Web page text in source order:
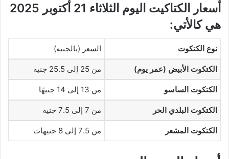
أسعار الكتاكيت اليوم الثلاثاء 21 أكتوبر 2025
هي كالأتي:
نوع الكتكوت السعر (بالجنيه)
الكتكوت الأبيض (عمر يوم) من 25 إلى 25.5 جنيه
الكتكوت الساسو من 13 إلى 14 جنيهًا
الكتكوت البلدي الحر من 7 إلى 7.5 جنيه
الكتكوت المشعر من 7.5 إلى 8 جنيهات